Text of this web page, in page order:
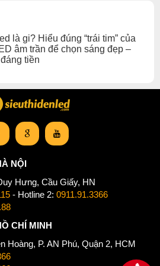
đèn led âm trần,
Chip Led đèn led âm trần
là gi? Hiểu đúng “trái tim” của
âm trần để chọn sáng đẹp –
tiền
NỘI
Hưng, Cầu Giấy, HN
- Hotline 2: 0911.91.3366
CHÍ MINH
Hoàng, P. AN Phú, Quận 2, HCM